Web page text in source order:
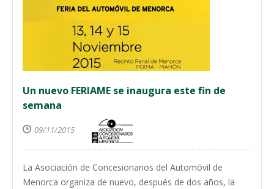
Un nuevo FERIAME se inaugura este fin de
semana
09/11/2015
La Asociación de Concesionarios del Automóvil de
Menorca organiza de nuevo, después de dos años, la